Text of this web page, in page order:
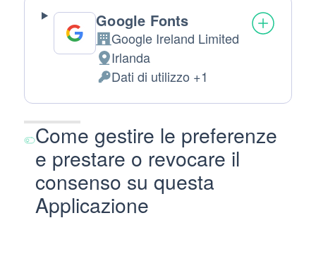
Google Fonts
Azienda:
Google Ireland Limited
Luogo
del
trattamento:
Irlanda
Dati
Personali
Dati di utilizzo +1
Come gestire le preferenze
e prestare o revocare il
consenso su questa
Applicazione